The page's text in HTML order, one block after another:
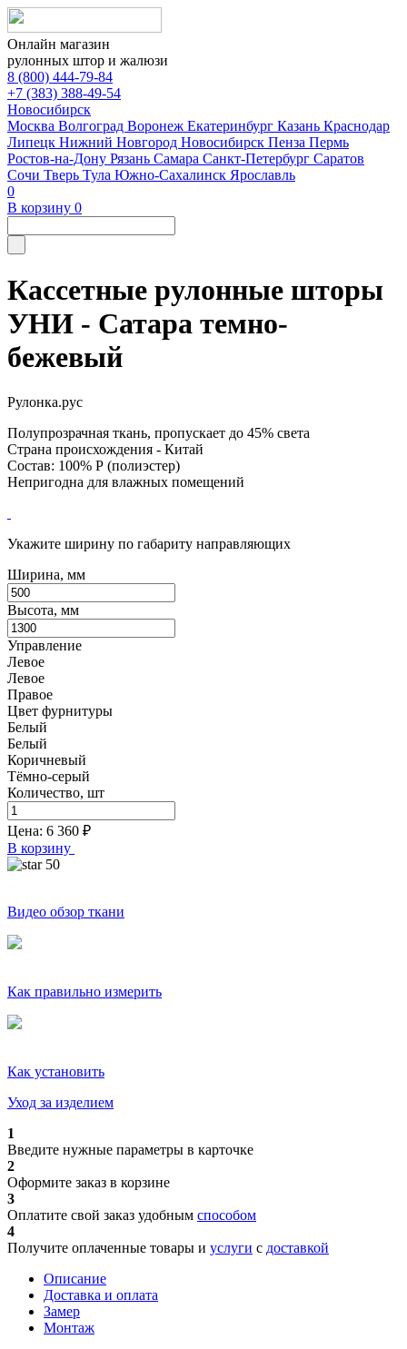
Онлайн магазин
рулонных штор и жалюзи
8 (800) 444-79-84
+7 (383) 388-49-54
Новосибирск
Москва Волгоград Воронеж Екатеринбург Казань Краснодар
Липецк Нижний Новгород Новосибирск Пенза Пермь
Ростов-на-Дону Рязань Самара Санкт-Петербург Саратов
Сочи Тверь Тула Южно-Сахалинск Ярославль
0
В корзину 0
Кассетные рулонные шторы
УНИ - Сатара темно-
бежевый
Рулонка.рус
Полупрозрачная ткань, пропускает до 45% света
Страна происхождения - Китай
Состав: 100% Р (полиэстер)
Непригодна для влажных помещений
Укажите ширину по габариту направляющих
Ширина, мм
Высота, мм
Управление
Левое
Левое
Правое
Цвет фурнитуры
Белый
Белый
Коричневый
Тёмно-серый
Количество, шт
Цена: 6 360 ₽
В корзину
50
Видео обзор ткани
Как правильно измерить
Как установить
Уход за изделием
1
Введите нужные параметры в карточке
2
Оформите заказ в корзине
3
Оплатите свой заказ удобным способом
4
Получите оплаченные товары и услуги с доставкой
Описание
Доставка и оплата
Замер
Монтаж